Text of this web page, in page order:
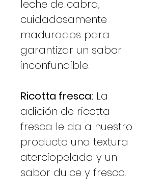
leche de cabra,
cuidadosamente
madurados para
garantizar un sabor
inconfundible.
Ricotta fresca: La
adición de ricotta
fresca le da a nuestro
producto una textura
aterciopelada y un
sabor dulce y fresco.